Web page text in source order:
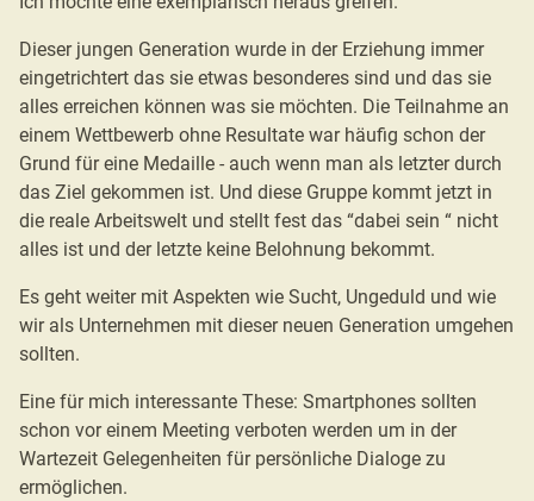
Dieser jungen Generation wurde in der Erziehung immer
eingetrichtert das sie etwas besonderes sind und das sie
alles erreichen können was sie möchten. Die Teilnahme an
einem Wettbewerb ohne Resultate war häufig schon der
Grund für eine Medaille - auch wenn man als letzter durch
das Ziel gekommen ist. Und diese Gruppe kommt jetzt in
die reale Arbeitswelt und stellt fest das “dabei sein “ nicht
alles ist und der letzte keine Belohnung bekommt.
Es geht weiter mit Aspekten wie Sucht, Ungeduld und wie
wir als Unternehmen mit dieser neuen Generation umgehen
sollten.
Eine für mich interessante These: Smartphones sollten
schon vor einem Meeting verboten werden um in der
Wartezeit Gelegenheiten für persönliche Dialoge zu
ermöglichen.